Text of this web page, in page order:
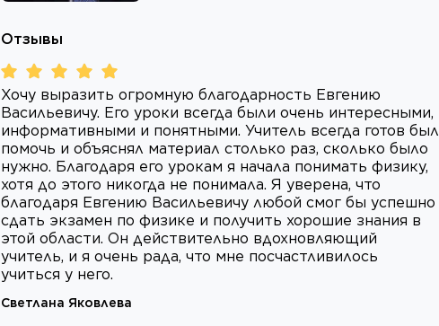
Отзывы
Хочу выразить огромную благодарность Евгению
Васильевичу. Его уроки всегда были очень интересными,
информативными и понятными. Учитель всегда готов был
помочь и объяснял материал столько раз, сколько было
нужно. Благодаря его урокам я начала понимать физику,
хотя до этого никогда не понимала. Я уверена, что
благодаря Евгению Васильевичу любой смог бы успешно
сдать экзамен по физике и получить хорошие знания в
этой области. Он действительно вдохновляющий
учитель, и я очень рада, что мне посчастливилось
учиться у него.
Светлана Яковлева